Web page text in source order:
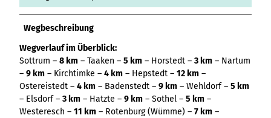
Variante 3
Variante 2
Wegbeschreibung
Wegverlauf im Überblick:
Sottrum – 8 km – Taaken – 5 km – Horstedt – 3 km – Nartum
– 9 km – Kirchtimke – 4 km – Hepstedt – 12 km –
Ostereistedt – 4 km – Badenstedt – 9 km – Wehldorf – 5 km
– Elsdorf – 3 km – Hatzte – 9 km – Sothel – 5 km –
Westeresch – 11 km – Rotenburg (Wümme) – 7 km –